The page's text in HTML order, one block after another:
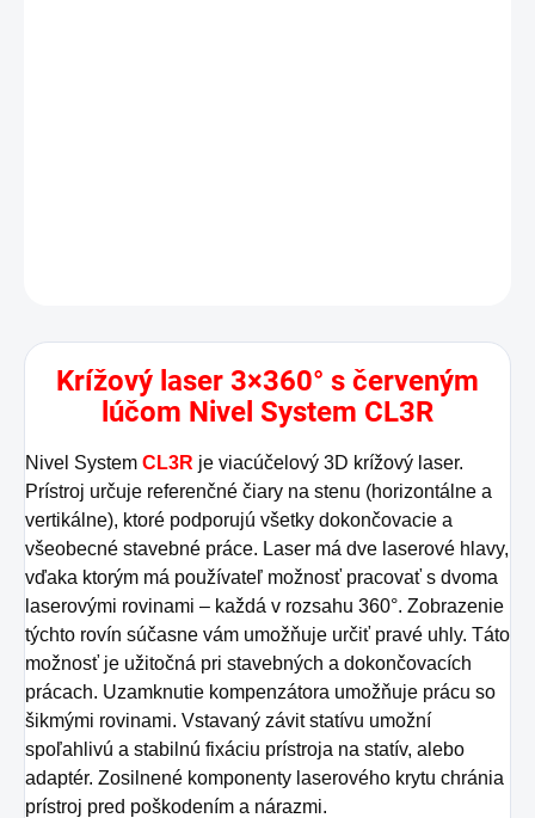
Krížový laser 3×360° s červeným
lúčom Nivel System CL3R
Nivel System CL3R je viacúčelový 3D krížový laser.
Prístroj určuje referenčné čiary na stenu (horizontálne a
vertikálne), ktoré podporujú všetky dokončovacie a
všeobecné stavebné práce. Laser má dve laserové hlavy,
vďaka ktorým má používateľ možnosť pracovať s dvoma
laserovými rovinami – každá v rozsahu 360°. Zobrazenie
týchto rovín súčasne vám umožňuje určiť pravé uhly. Táto
možnosť je užitočná pri stavebných a dokončovacích
prácach. Uzamknutie kompenzátora umožňuje prácu so
šikmými rovinami. Vstavaný závit statívu umožní
spoľahlivú a stabilnú fixáciu prístroja na statív, alebo
adaptér. Zosilnené komponenty laserového krytu chránia
prístroj pred poškodením a nárazmi.